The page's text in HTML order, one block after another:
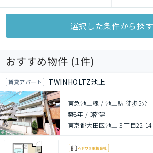
選択した条件から探す
おすすめ物件 (1件)
賃貸アパート TWINHOLTZ池上
東急池上線 / 池上駅 徒歩5分
築8年 / 3階建
東京都大田区池上３丁目22-14